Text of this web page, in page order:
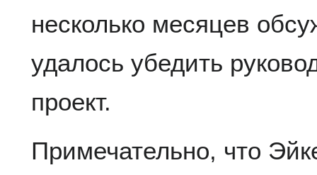
несколько месяцев
удалось убедить
проект.
Примечательно, что